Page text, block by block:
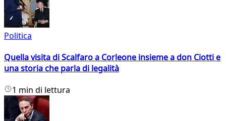
Politica
Quella visita di Scalfaro a Corleone insieme a don Ciotti e
una storia che parla di legalità
1 min di lettura